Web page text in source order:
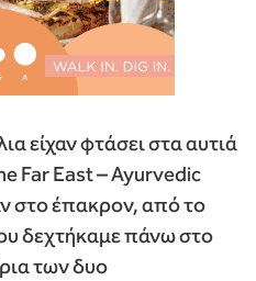
είχαν φτάσει στα αυτιά
Far East – Ayurvedic
στο έπακρον, από το
δεχτήκαμε πάνω στο
των δυο